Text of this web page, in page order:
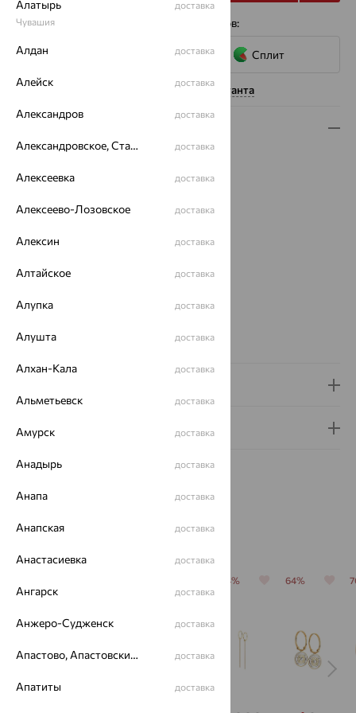
4 платежа по 4 283 с помощью сервисов:
Сплит
Нужна помощь консультанта
Вес:1.36 — 1.52
Цвет металла:Красный
Страна происхождения:
РОССИЯ
Вид вставки:
Бренд:SOKOLOV
Серьги Вид:
Гарантия и возврат
Похожие изделия
64% 64%
Алатырь
Чувашия
доставка
Алдан доставка
Алейск доставка
Александров доставка
Александровское, Ставропольский край доставка
Алексеевка доставка
Алексеево-Лозовское доставка
Алексин доставка
Алтайское доставка
Алупка доставка
Алушта доставка
Алхан-Кала доставка
Альметьевск доставка
Амурск доставка
Анадырь доставка
Анапа доставка
Анапская доставка
Анастасиевка доставка
Ангарск доставка
Анжеро-Судженск доставка
Апастово, Апастовский район доставка
Апатиты доставка